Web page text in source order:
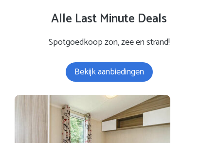
Alle Last Minute Deals
Spotgoedkoop zon, zee en strand!
Bekijk aanbiedingen